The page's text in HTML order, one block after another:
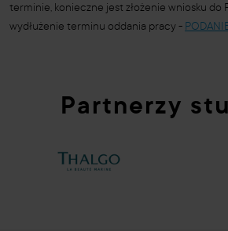
terminie, konieczne jest złożenie wniosku do
wydłużenie terminu oddania pracy -
Partnerzy